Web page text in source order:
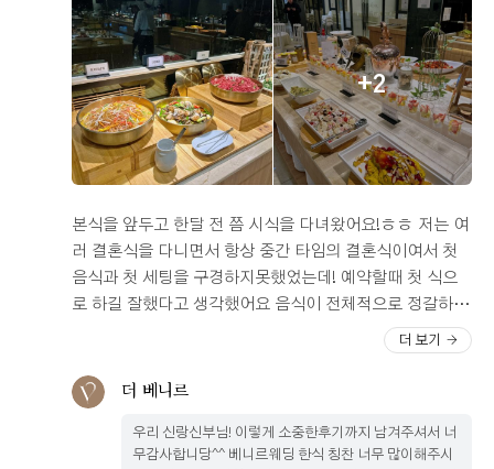
줄일 수 있었던 게 가장 큰 장점이었던 것 같아요 :) 미.
칭.. 락커룸에 우리 이름이 시간이 없음에도 사진은 놓치지
않아요 ㅋㅋ 신부. 제 부케도 더베니르에서 했는디 넘 맘에
들었어욤 꺄앙 막둥이가 찍어서 보내준 스크린과 러브포레
스냅 작가님이 찍어주신 포토테이블 압구정에서 달려오신
저의 천사 다시 한 번 감사드리고요.. 초면이지만 사랑했어
요. 미모가 대박이셔서 메크업 받는 내내 행복했다네요 원
둘 걸 !!!!!!! 셀카를 많이 못 찍어서 아쉬웠어요 (ㅋㅋ) 신부
는 정말이지 바쁩니다 시간이 없어요 ㅠㅠ 메이크업이 끝
나면 포토 타임이 시작돼요 신부대기실이 계단 위에 있어
서 계단에서도 100컷 찍구요 신부대기실에서 신랑이랑도
부 단독으로는 이로케나 많이 공주놀이를 마니마니 하시면
돼요 더베니르 사진 담당이신 직원분이 찍어주신 사진 너
무너무 감사하고 사랑해요(?) 잊지 못할 거여요 .. 저는 포
토부스도 추가해서 저희 둘의 사진을 또 남길 수 있었어요
그리고 방문해 주신 분들의 사진도 간직할 수 있다농 러브
+2
본식을 앞두고 한달 전 쯤 시식을 다녀왔어요!ㅎㅎ 저는 여
러 결혼식을 다니면서 항상 중간 타임의 결혼식이여서 첫
음식과 첫 세팅을 구경하지못했었는데! 예약할때 첫 식으
로 하길 잘했다고 생각했어요 음식이 전체적으로 정갈하게
잘 나와있었고, 훨씬 먹기 좋게 보여있엇어요! 더베니르가
갈비탕이 그렇게 유명하다고 해서 1등으로 먹었는데..뽀얗
게 우려낸 국물에 전날에 술도 안먹었는데 해장되는 기분
이 들정도로 맛있게먹었어요! 한식종류들이 전체적으로 제
입에 잘 맞았던거같아요 살짝? 자극적인맛인가 싶었는데
안자극적이면 맛이 있을수가없기떄문에!ㅎㅎㅎ전 만족하
더 보기
더 베니르
우리 신랑신부님! 이렇게 소중한후기까지 남겨주셔서 너
무감사합니당^^ 베니르웨딩 한식 칭찬 너무 많이해주시